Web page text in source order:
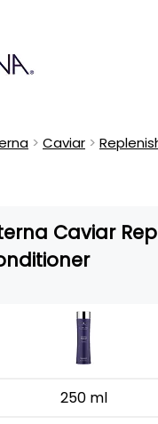
Caviar
Caviar
250 ml